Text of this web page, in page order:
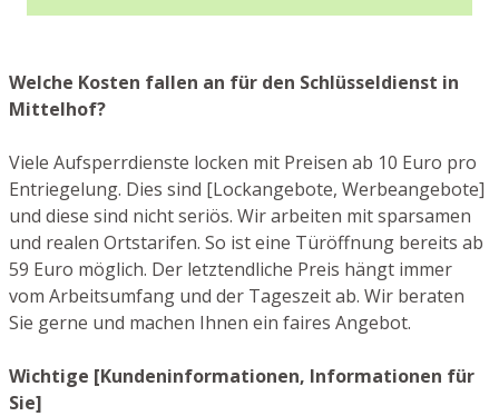
Welche Kosten fallen an für den Schlüsseldienst in
Mittelhof?
Viele Aufsperrdienste locken mit Preisen ab 10 Euro pro
Entriegelung. Dies sind [Lockangebote, Werbeangebote]
und diese sind nicht seriös. Wir arbeiten mit sparsamen
und realen Ortstarifen. So ist eine Türöffnung bereits ab
59 Euro möglich. Der letztendliche Preis hängt immer
vom Arbeitsumfang und der Tageszeit ab. Wir beraten
Sie gerne und machen Ihnen ein faires Angebot.
Wichtige [Kundeninformationen, Informationen für
Sie]